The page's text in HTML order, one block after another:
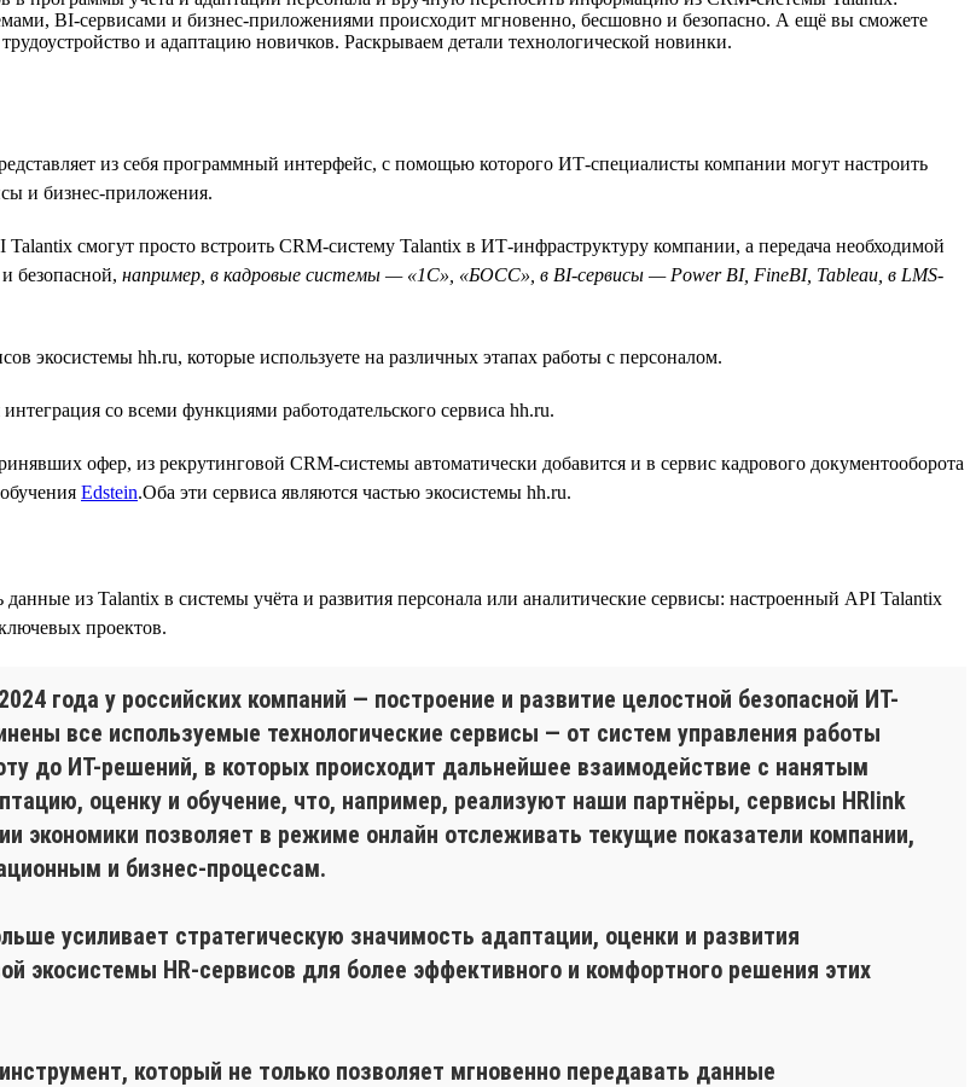
BI-сервисами и бизнес-приложениями происходит мгновенно, бесшовно и безопасно. А ещё вы сможете
и адаптацию новичков. Раскрываем детали технологической новинки.
из себя программный интерфейс, с помощью которого ИТ-специалисты компании могут настроить
и бизнес-приложения.
смогут просто встроить CRM-систему Talantix в ИТ-инфраструктуру компании, а передача необходимой
безопасной, например, в кадровые системы — «1С», «БОСС», в BI-сервисы — Power BI, FineBI, Tableau, в LMS-
экосистемы hh.ru, которые используете на различных этапах работы с персоналом.
со всеми функциями работодательского сервиса hh.ru.
офер, из рекрутинговой CRM-системы автоматически добавится и в сервис кадрового документооборота
Edstein.Оба эти сервиса являются частью экосистемы hh.ru.
из Talantix в системы учёта и развития персонала или аналитические сервисы: настроенный API Talantix
проектов.
года у российских компаний — построение и развитие целостной безопасной ИТ-
все используемые технологические сервисы — от систем управления работы
до ИТ-решений, в которых происходит дальнейшее взаимодействие с нанятым
оценку и обучение, что, например, реализуют наши партнёры, сервисы HRlink
экономики позволяет в режиме онлайн отслеживать текущие показатели компании,
и бизнес-процессам.
усиливает стратегическую значимость адаптации, оценки и развития
экосистемы HR-сервисов для более эффективного и комфортного решения этих
который не только позволяет мгновенно передавать данные